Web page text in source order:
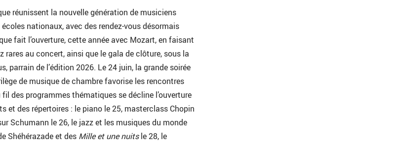
réunissent la nouvelle génération de musiciens
nationaux, avec des rendez-vous désormais
fait l’ouverture, cette année avec Mozart, en faisant
rares au concert, ainsi que le gala de clôture, sous la
parrain de l’édition 2026. Le 24 juin, la grande soirée
de musique de chambre favorise les rencontres
des programmes thématiques se décline l’ouverture
et des répertoires : le piano le 25, masterclass Chopin
Schumann le 26, le jazz et les musiques du monde
Shéhérazade et des Mille et une nuitsle 28, le